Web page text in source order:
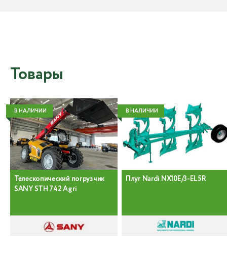
Товары
Телескопический погрузчик
SANY STH 742 Agri
В НАЛИЧИИ
Плуг Nardi NX10E/3-EL5R
В НАЛИЧИИ